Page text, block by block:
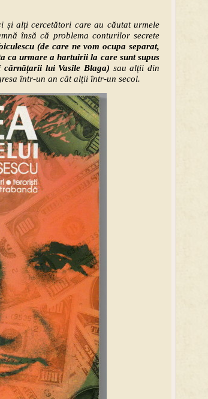
și alți cercetători care au căutat urmele
însă că problema conturilor secrete
(de care ne vom ocupa separat,
ca urmare a hartuirii la care sunt supus
lui Vasile Blaga) sau alții din
într-un an cât alții într-un secol.